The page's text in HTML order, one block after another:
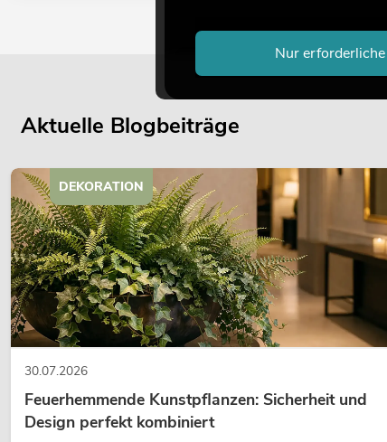
Aktuelle Blogbeiträge
30.07.2026
Feuerhemmende Kunstpflanzen: Sicherheit und
Design perfekt kombiniert
DEKORATION
Nur erforderliche